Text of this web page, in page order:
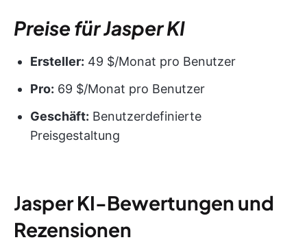
Preise für Jasper KI
Ersteller: 49 $/Monat pro Benutzer
Pro: 69 $/Monat pro Benutzer
Geschäft: Benutzerdefinierte
Preisgestaltung
Jasper KI-Bewertungen und
Rezensionen